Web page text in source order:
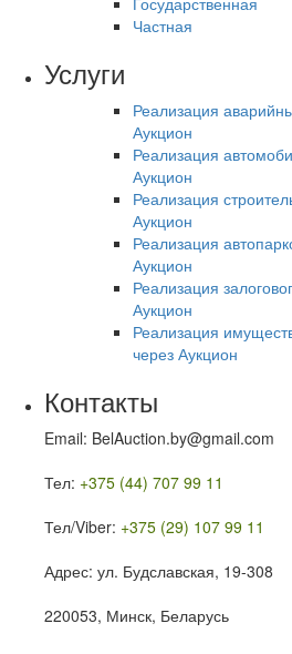
Частная
Услуги
Реализация
Аукцион
Реализация
Аукцион
Реализация
Аукцион
Реализация
Аукцион
Реализация
Аукцион
Реализация
через Аукцион
Контакты
Email: BelAuction.by@gmail.com
Тел: +375 (44) 707 99 11
Тел/Viber: +375 (29) 107 99 11
Адрес: ул. Будславская, 19-308
220053, Минск, Беларусь